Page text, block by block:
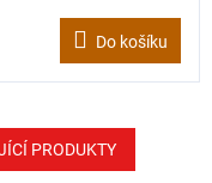
Do košíku
PRODUKTY